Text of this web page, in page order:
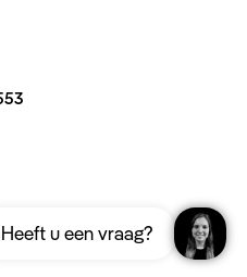
Download nu
Heeft u een vraag?